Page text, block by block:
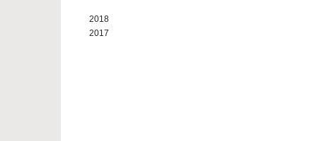
2018
2017